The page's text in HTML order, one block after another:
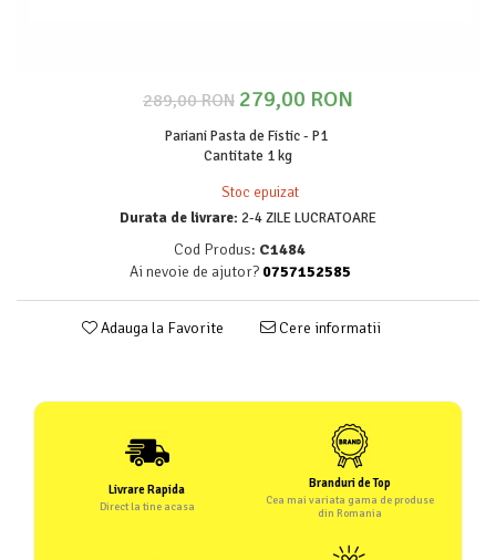
289,00 RON 279,00 RON
Pariani Pasta de Fistic - P1
Cantitate 1 kg
Stoc epuizat
Durata de livrare: 2-4 ZILE LUCRATOARE
Cod Produs: C1484
Ai nevoie de ajutor? 0757152585
Adauga la Favorite Cere informatii
Livrare Rapida
Direct la tine acasa
Branduri de Top
Cea mai variata gama de produse
din Romania